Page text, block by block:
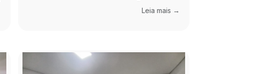
Leia mais →